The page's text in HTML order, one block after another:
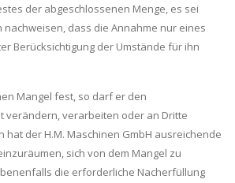
der abgeschlossenen Menge, es sei
dass die Annahme nur eines
Berücksichtigung der Umstände für ihn
Mangel fest, so darf er den
verändern, verarbeiten oder an Dritte
hat der H.M. Maschinen GmbH ausreichende
sich von dem Mangel zu
die erforderliche Nacherfüllung